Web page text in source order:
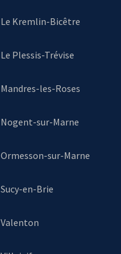
Le Kremlin-Bicêtre
Le Plessis-Trévise
Mandres-les-Roses
Nogent-sur-Marne
Ormesson-sur-Marne
Sucy-en-Brie
Valenton